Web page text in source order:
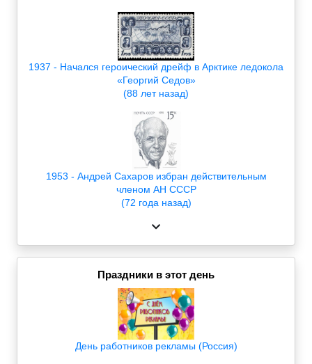
1937 - Начался героический дрейф в Арктике ледокола
«Георгий Седов»
(88 лет назад)
1953 - Андрей Сахаров избран действительным
членом АН СССР
(72 года назад)
Праздники в этот день
День работников рекламы (Россия)